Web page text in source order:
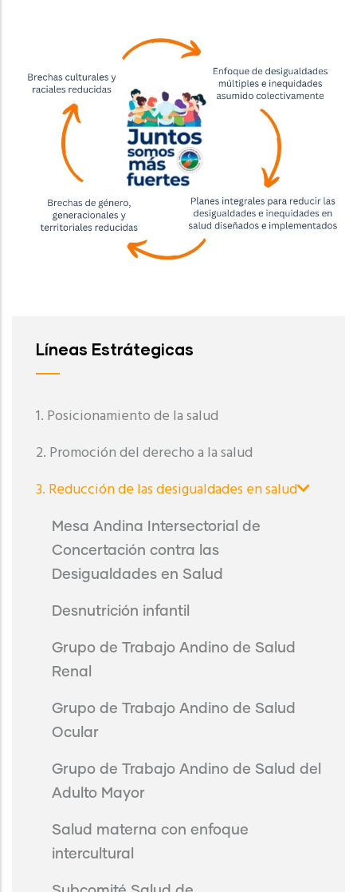
Líneas Estrátegicas
1. Posicionamiento de la salud
2. Promoción del derecho a la salud
3. Reducción de las desigualdades en salud
Mesa Andina Intersectorial de
Concertación contra las
Desigualdades en Salud
Desnutrición infantil
Grupo de Trabajo Andino de Salud
Renal
Grupo de Trabajo Andino de Salud
Ocular
Grupo de Trabajo Andino de Salud del
Adulto Mayor
Salud materna con enfoque
intercultural